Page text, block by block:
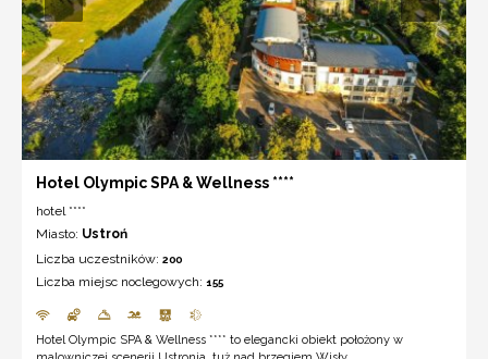
Hotel Olympic SPA & Wellness ****
hotel ****
Miasto: Ustroń
Liczba uczestników: 200
Liczba miejsc noclegowych: 155
Hotel Olympic SPA & Wellness **** to elegancki obiekt położony w